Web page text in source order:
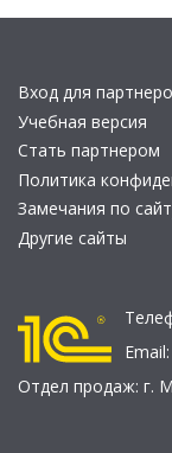
Вход для
Учебная версия
Стать партнером
Политика
Замечания по
Другие сайты
Email:
Отдел продаж: г.